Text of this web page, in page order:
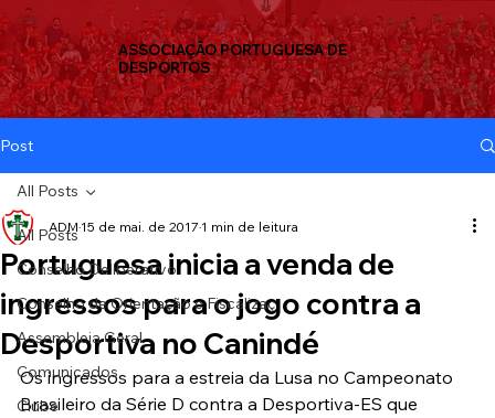
ASSOCIAÇÃO PORTUGUESA DE
DESPORTOS
Post
All Posts
Conselho Deliberativo
Conselho de Orientação e Fiscalizaç
Assembleia Geral
Comunicados
Clube
All Posts
Portuguesa inicia a venda de
ingressos para o jogo contra a
Desportiva no Canindé
ADM 15 de mai. de 2017 1 min de leitura
Os ingressos para a estreia da Lusa no Campeonato
Brasileiro da Série D contra a Desportiva-ES que